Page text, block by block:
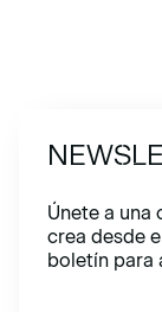
Únete a una
crea desde
boletín para